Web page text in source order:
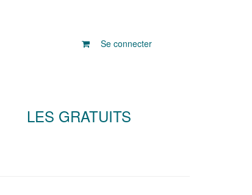
Se connecter
LES GRATUITS